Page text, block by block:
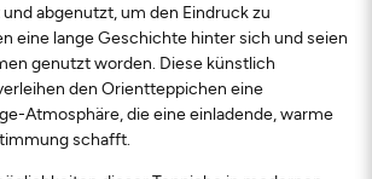
abgenutzt, um den Eindruck zu
eine lange Geschichte hinter sich und seien
genutzt worden. Diese künstlich
den Orientteppichen eine
Atmosphäre, die eine einladende, warme
schafft.